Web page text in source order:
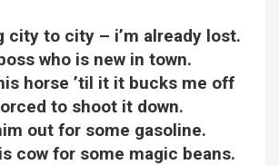
city to city – i’m already lost.
who is new in town.
horse ’til it it bucks me off
to shoot it down.
out for some gasoline.
cow for some magic beans.